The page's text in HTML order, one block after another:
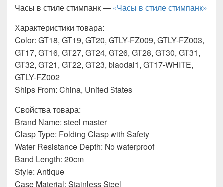
Часы в стиле стимпанк — «Часы в стиле стимпанк»
Характеристики товара:
Color: GT18, GT19, GT20, GTLY-FZ009, GTLY-FZ003,
GT17, GT16, GT27, GT24, GT26, GT28, GT30, GT31,
GT32, GT21, GT22, GT23, biaodai1, GT17-WHITE,
GTLY-FZ002
Ships From: China, United States
Свойства товара:
Brand Name: steel master
Clasp Type: Folding Clasp with Safety
Water Resistance Depth: No waterproof
Band Length: 20cm
Style: Antique
Case Material: Stainless Steel